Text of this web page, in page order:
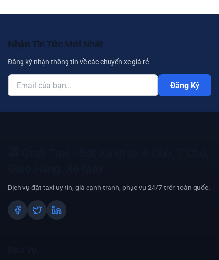
Nhận Tin Tức Mới Nhất
Đăng ký nhận thông tin về các chuyến xe giá rẻ
Đăng Ký
Dịch vụ đặt taxi uy tín, giá cạnh tranh, phục vụ 24/7 trên toàn quốc.